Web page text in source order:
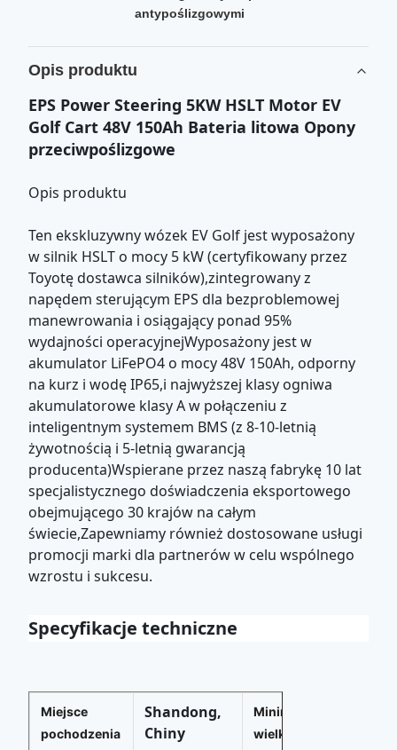
antypoślizgowymi
Opis produktu
EPS Power Steering 5KW HSLT Motor EV
Golf Cart 48V 150Ah Bateria litowa Opony
przeciwpoślizgowe
Opis produktu
Ten ekskluzywny wózek EV Golf jest wyposażony
w silnik HSLT o mocy 5 kW (certyfikowany przez
Toyotę dostawca silników),zintegrowany z
napędem sterującym EPS dla bezproblemowej
manewrowania i osiągający ponad 95%
wydajności operacyjnejWyposażony jest w
akumulator LiFePO4 o mocy 48V 150Ah, odporny
na kurz i wodę IP65,i najwyższej klasy ogniwa
akumulatorowe klasy A w połączeniu z
inteligentnym systemem BMS (z 8-10-letnią
żywotnością i 5-letnią gwarancją
producenta)Wspierane przez naszą fabrykę 10 lat
specjalistycznego doświadczenia eksportowego
obejmującego 30 krajów na całym
świecie,Zapewniamy również dostosowane usługi
promocji marki dla partnerów w celu wspólnego
wzrostu i sukcesu.
Specyfikacje techniczne
Miejsce
pochodzenia
Shandong,
Chiny
Minimalny
wielkości